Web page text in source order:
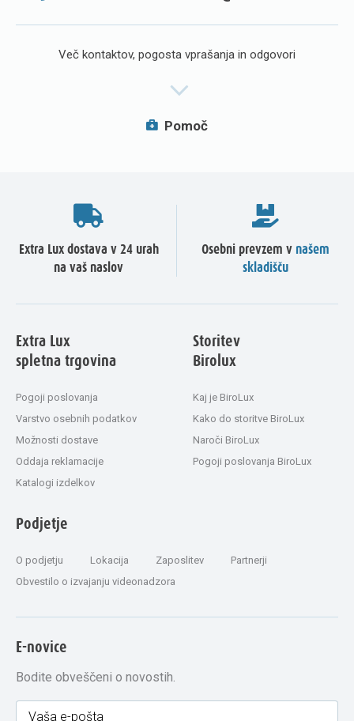
Več kontaktov, pogosta vprašanja in odgovori
Pomoč
Extra Lux dostava v 24 urah
na vaš naslov
Osebni prevzem v našem
skladišču
Extra Lux
spletna trgovina
Pogoji poslovanja
Varstvo osebnih podatkov
Možnosti dostave
Oddaja reklamacije
Katalogi izdelkov
Storitev
Birolux
Kaj je BiroLux
Kako do storitve BiroLux
Naroči BiroLux
Pogoji poslovanja BiroLux
Podjetje
O podjetju Lokacija Zaposlitev
Partnerji
Obvestilo o izvajanju videonadzora
E-novice
Bodite obveščeni o novostih.